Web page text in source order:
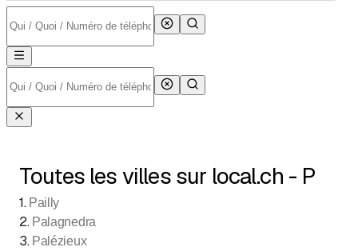
Toutes les villes sur local.ch - P
1. Pailly
2. Palagnedra
3. Palézieux